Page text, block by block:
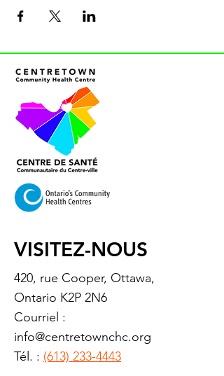
VISITEZ-NOUS
420, rue Cooper, Ottawa,
Ontario K2P 2N6
Courriel :
info@centretownchc.org
Tél. : (613) 233-4443